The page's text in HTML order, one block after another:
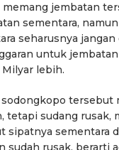
memang jembatan
sementara,
seharusnya jangan
untuk
lebih.
tersebut
tetapi sudang rusak,
sipatnya sementara
sudah rusak, berarti